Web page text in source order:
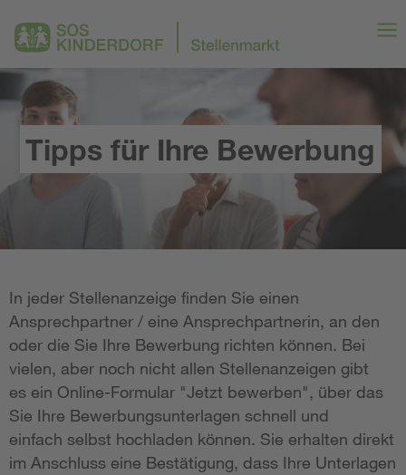
Tipps für Ihre Bewerbung
In jeder Stellenanzeige finden Sie einen
Ansprechpartner / eine Ansprechpartnerin, an den
oder die Sie Ihre Bewerbung richten können. Bei
vielen, aber noch nicht allen Stellenanzeigen gibt
es ein Online-Formular "Jetzt bewerben", über das
Sie Ihre Bewerbungsunterlagen schnell und
einfach selbst hochladen können. Sie erhalten direkt
im Anschluss eine Bestätigung, dass Ihre Unterlagen